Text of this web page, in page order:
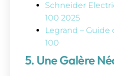
Schneider
100 2025
Legrand – Guide
100
5. Une Galère